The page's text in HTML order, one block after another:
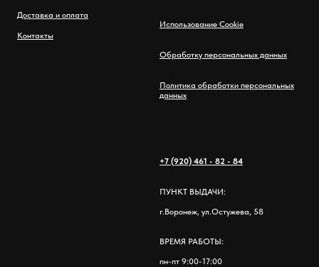
Доставка и оплата
Контакты
Использование Cookie
Обработку персональных данных
Политика обработки персональных
данных
+7 (920) 461 - 82 - 84
ПУНКТ ВЫДАЧИ:
г.Воронеж, ул.Остужева, 58
ВРЕМЯ РАБОТЫ:
пн-пт 9:00-17:00